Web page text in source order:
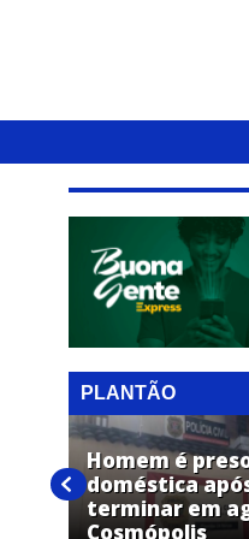
PLANTÃO
Homem é
doméstica
terminar em
Cosmópolis